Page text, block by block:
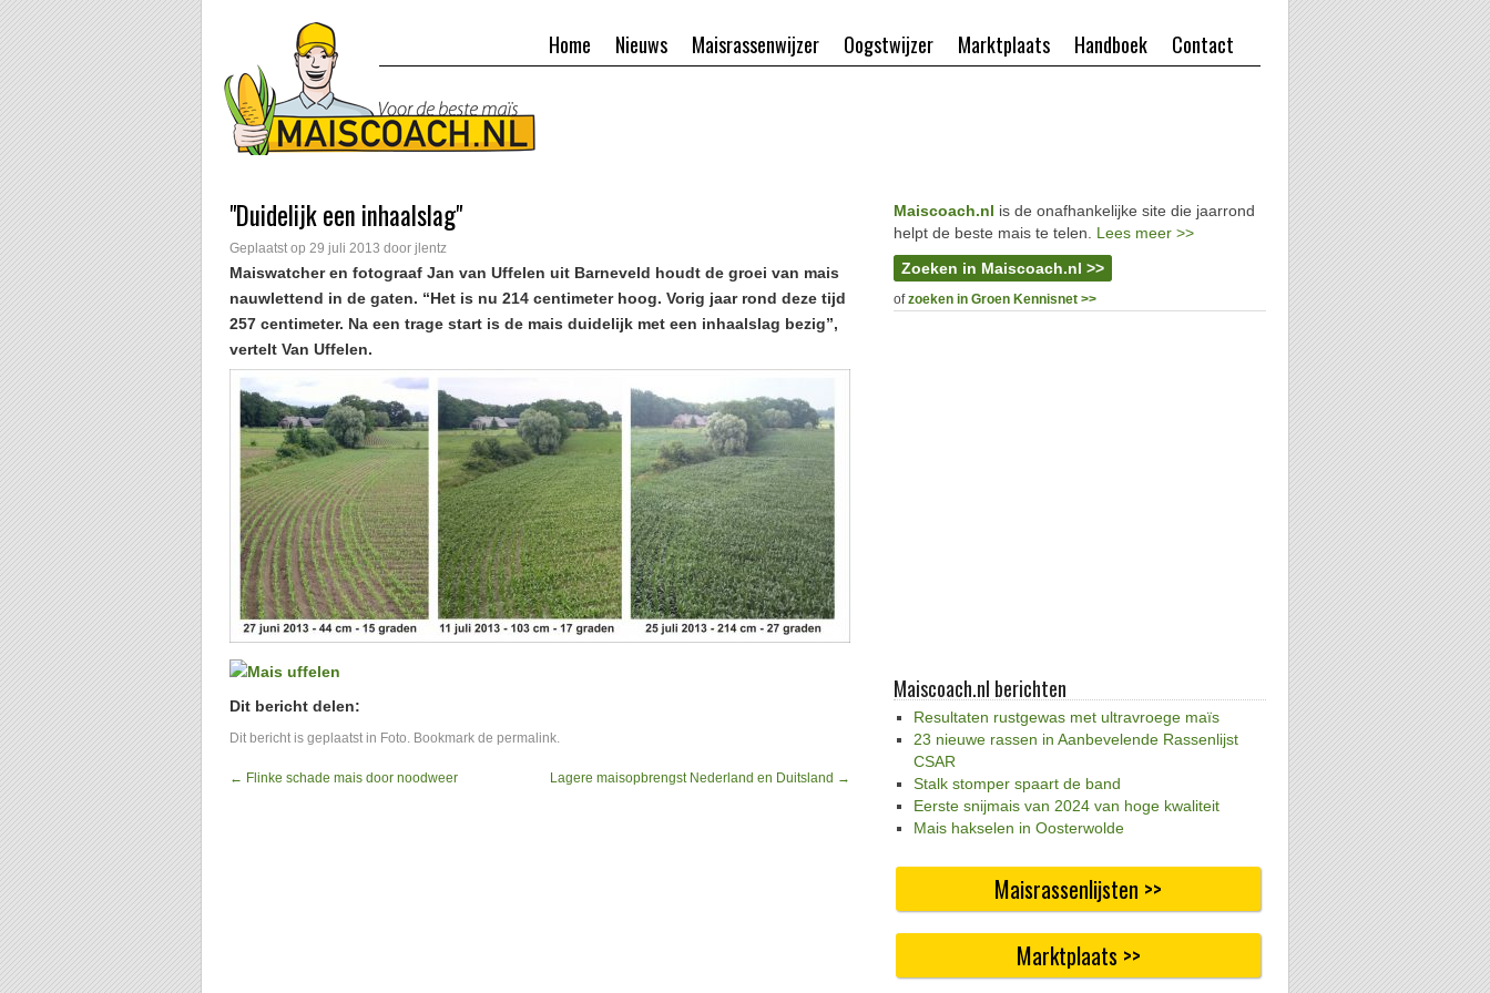
Contact
Handboek
Marktplaats
Oogstwijzer
Maisrassenwijzer
Nieuws
Home
"Duidelijk een inhaalslag"
Geplaatst op 29 juli 2013 door jlentz
Maiswatcher en fotograaf Jan van Uffelen uit Barneveld houdt de groei van mais
nauwlettend in de gaten. “Het is nu 214 centimeter hoog. Vorig jaar rond deze tijd
257 centimeter. Na een trage start is de mais duidelijk met een inhaalslag bezig”,
vertelt Van Uffelen.
Dit bericht delen:
Dit bericht is geplaatst in Foto. Bookmark de permalink.
← Flinke schade mais door noodweer Lagere maisopbrengst Nederland en Duitsland →
Maiscoach.nl is de onafhankelijke site die jaarrond
helpt de beste mais te telen. Lees meer >>
Zoeken in Maiscoach.nl >>
ofzoeken in Groen Kennisnet >>
Maiscoach.nl berichten
Resultaten rustgewas met ultravroege maïs
23 nieuwe rassen in Aanbevelende Rassenlijst
CSAR
Stalk stomper spaart de band
Eerste snijmais van 2024 van hoge kwaliteit
Mais hakselen in Oosterwolde
Maisrassenlijsten >>
Marktplaats >>